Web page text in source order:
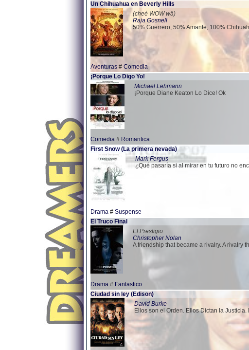
Un Chihuahua en Beverly Hills
(cheé WOW wä)
Raja Gosnell
50% Guerrero, 50% Amante, 100%
Aventuras # Comedia
¡Porque Lo Digo Yo!
Michael Lehmann
¡Porque Diane Keaton Lo Dice! Ok
Comedia # Romantica
First Snow (La primera nevada)
Mark Fergus
¿Qué pasaría si al mirar en tu futuro no
Drama # Suspense
El Truco Final
El Prestigio
Christopher Nolan
A friendship that became a rivalry. A rivalry
Drama # Fantastico
Ciudad sin ley (Edison)
David Burke
Ellos son el Orden. Ellos Dictan la Justicia.